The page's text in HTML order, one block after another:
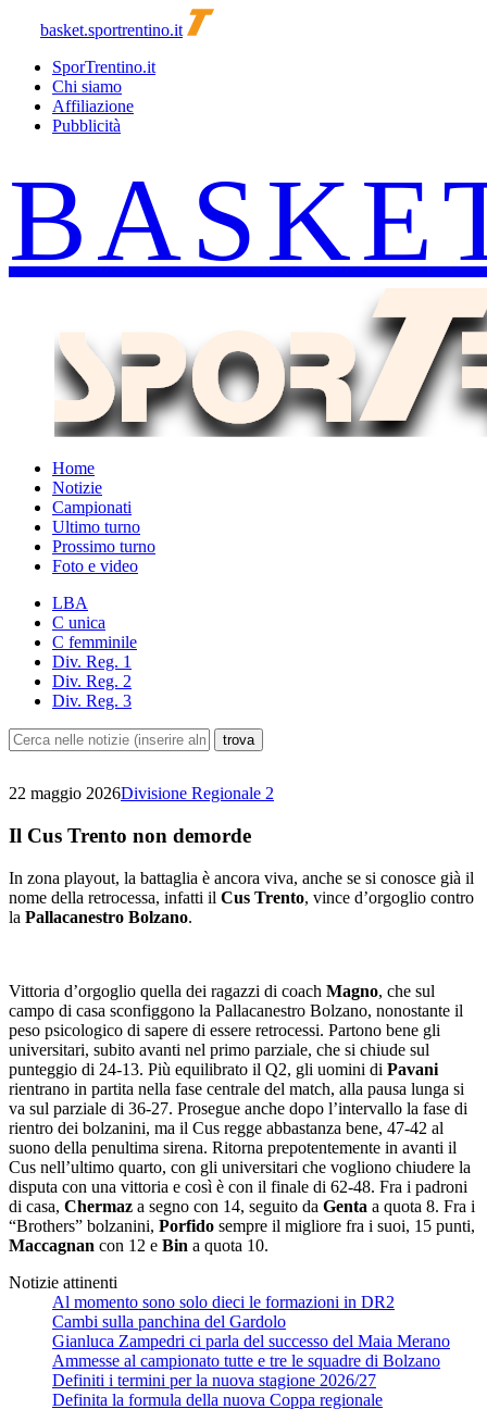
basket.sportrentino.it
SporTrentino.it
Chi siamo
Affiliazione
Pubblicità
Home
Notizie
Campionati
Ultimo turno
Prossimo turno
Foto e video
LBA
C unica
C femminile
Div. Reg. 1
Div. Reg. 2
Div. Reg. 3
22 maggio 2026Divisione Regionale 2
Il Cus Trento non demorde
In zona playout, la battaglia è ancora viva, anche se si conosce già il
nome della retrocessa, infatti il Cus Trento, vince d’orgoglio contro
la Pallacanestro Bolzano.
Vittoria d’orgoglio quella dei ragazzi di coach Magno, che sul
campo di casa sconfiggono la Pallacanestro Bolzano, nonostante il
peso psicologico di sapere di essere retrocessi. Partono bene gli
universitari, subito avanti nel primo parziale, che si chiude sul
punteggio di 24-13. Più equilibrato il Q2, gli uomini di Pavani
rientrano in partita nella fase centrale del match, alla pausa lunga si
va sul parziale di 36-27. Prosegue anche dopo l’intervallo la fase di
rientro dei bolzanini, ma il Cus regge abbastanza bene, 47-42 al
suono della penultima sirena. Ritorna prepotentemente in avanti il
Cus nell’ultimo quarto, con gli universitari che vogliono chiudere la
disputa con una vittoria e così è con il finale di 62-48. Fra i padroni
di casa, Chermaz a segno con 14, seguito da Genta a quota 8. Fra i
“Brothers” bolzanini, Porfido sempre il migliore fra i suoi, 15 punti,
Maccagnan con 12 e Bin a quota 10.
Notizie attinenti
Al momento sono solo dieci le formazioni in DR2
Cambi sulla panchina del Gardolo
Gianluca Zampedri ci parla del successo del Maia Merano
Ammesse al campionato tutte e tre le squadre di Bolzano
Definiti i termini per la nuova stagione 2026/27
Definita la formula della nuova Coppa regionale